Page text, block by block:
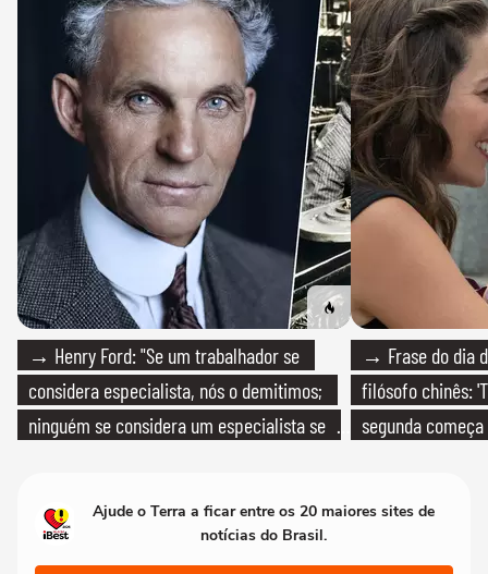
→ Henry Ford: "Se um trabalhador se
considera especialista, nós o demitimos;
ninguém se considera um especialista se
→ Frase do dia
filósofo chinês:
segunda
Ajude o Terra a ficar entre os 20 maiores sites de
notícias do Brasil.